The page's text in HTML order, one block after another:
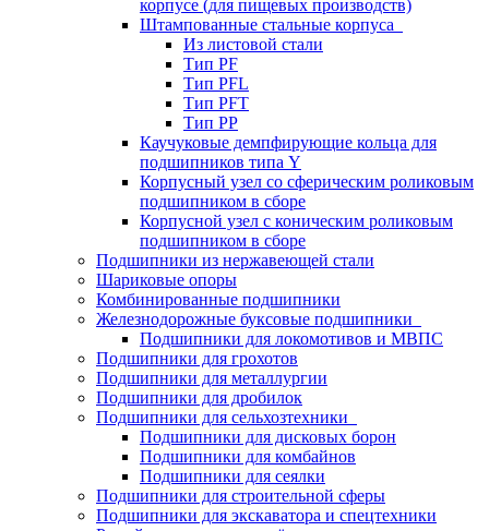
корпусе (для пищевых производств)
Штампованные стальные корпуса
Из листовой стали
Тип PF
Тип PFL
Тип PFT
Тип PP
Каучуковые демпфирующие кольца для
подшипников типа Y
Корпусный узел со сферическим роликовым
подшипником в сборе
Корпусной узел с коническим роликовым
подшипником в сборе
Подшипники из нержавеющей стали
Шариковые опоры
Комбинированные подшипники
Железнодорожные буксовые подшипники
Подшипники для локомотивов и МВПС
Подшипники для грохотов
Подшипники для металлургии
Подшипники для дробилок
Подшипники для сельхозтехники
Подшипники для дисковых борон
Подшипники для комбайнов
Подшипники для сеялки
Подшипники для строительной сферы
Подшипники для экскаватора и спецтехники